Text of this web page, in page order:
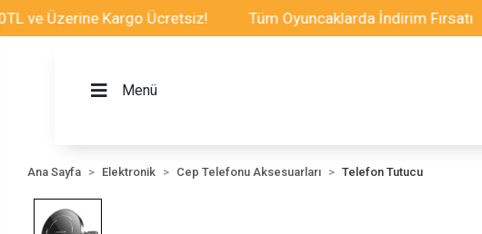
Üzerine Kargo Ücretsiz! Tüm Oyuncaklarda İndirim Fırsatı
Menü
Ana Sayfa Elektronik Cep Telefonu Aksesuarları Telefon Tutucu